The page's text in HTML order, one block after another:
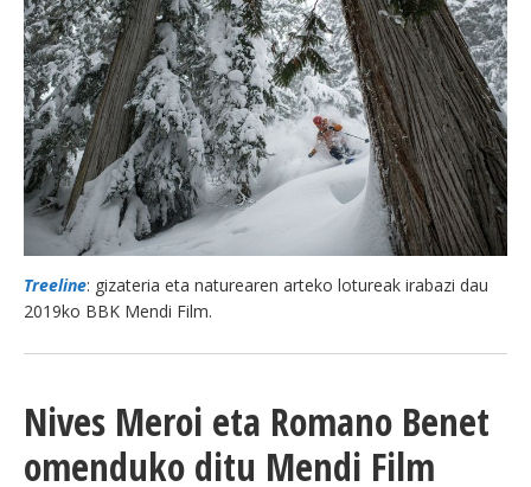
BEREZIAK
ARGAZKIAK
... AUKERA GEHIAGO
Treeline: gizateria eta naturearen arteko lotureak irabazi dau
2019ko BBK Mendi Film.
Nives Meroi eta Romano Benet
omenduko ditu Mendi Film